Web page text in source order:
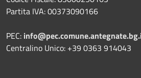
Partita IVA: 00373090166
PEC:
Centralino Unico: +39 0363 914043